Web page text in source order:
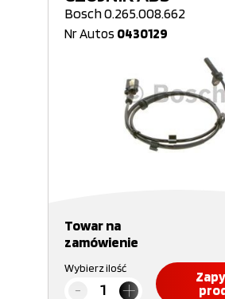
Bosch 0.265.008.662
Nr Autos 0430129
Towar na
zamówienie
Wybierz ilość